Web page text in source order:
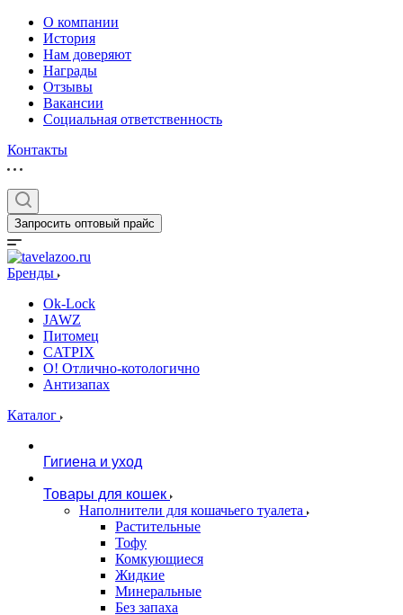
О компании
История
Нам доверяют
Награды
Отзывы
Вакансии
Социальная ответственность
Контакты
Запросить оптовый прайс
Бренды
Ok-Lock
JAWZ
Питомец
CATPIX
О! Отлично-котологично
Антизапах
Каталог
Гигиена и уход
Товары для кошек
Наполнители для кошачьего туалета
Растительные
Тофу
Комкующиеся
Жидкие
Минеральные
Без запаха